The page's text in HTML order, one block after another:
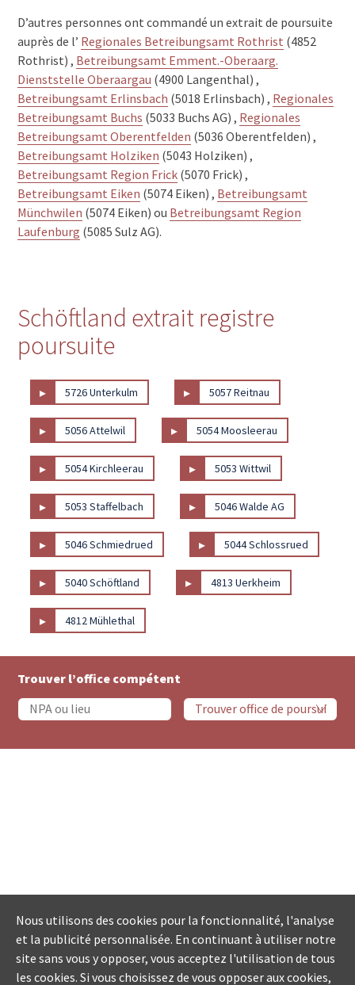
D’autres personnes ont commandé un extrait de poursuite
auprès de l’ Regionales Betreibungsamt Rothrist (4852
Rothrist) , Betreibungsamt Emment.-Oberaarg.
Dienststelle Oberaargau (4900 Langenthal) ,
Betreibungsamt Erlinsbach (5018 Erlinsbach) , Regionales
Betreibungsamt Buchs (5033 Buchs AG) , Regionales
Betreibungsamt Oberentfelden (5036 Oberentfelden) ,
Betreibungsamt Holziken (5043 Holziken) ,
Betreibungsamt Region Frick (5070 Frick) ,
Betreibungsamt Eiken (5074 Eiken) , Betreibungsamt
Münchwilen (5074 Eiken) ou Betreibungsamt Region
Laufenburg (5085 Sulz AG).
Schöftland extrait registre
poursuite
▸ 5726 Unterkulm ▸ 5057 Reitnau
▸ 5056 Attelwil ▸ 5054 Moosleerau
▸ 5054 Kirchleerau ▸ 5053 Wittwil
▸ 5053 Staffelbach ▸ 5046 Walde AG
▸ 5046 Schmiedrued ▸ 5044 Schlossrued
▸ 5040 Schöftland ▸ 4813 Uerkheim
▸ 4812 Mühlethal
Trouver l’office compétent
Nous utilisons des cookies pour la fonctionnalité, l'analyse
et la publicité personnalisée. En continuant à utiliser notre
site sans vous y opposer, vous acceptez l'utilisation de tous
les cookies. Si vous choisissez de vous opposer aux cookies,